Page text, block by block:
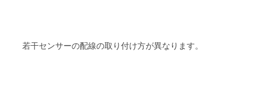
若干センサーの配線の取り付け方が異なります。